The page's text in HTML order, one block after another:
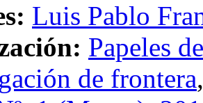
Luis Pablo
Papeles
de frontera